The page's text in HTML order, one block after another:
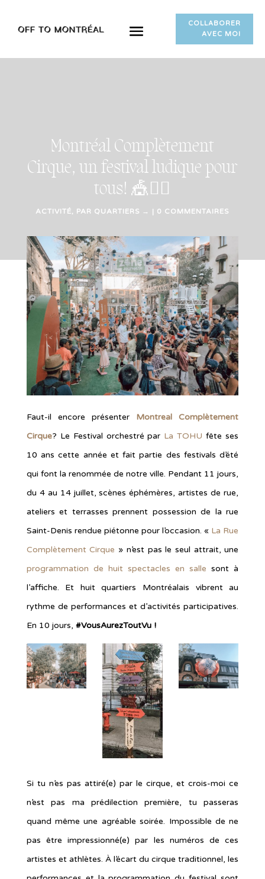
COLLABORER
AVEC MOI
Montréal Complètement
Cirque, un festival ludique pour
tous! 🎪🤸‍♀️
ACTIVITÉ, PAR QUARTIERS → | 0 COMMENTAIRES
Faut-il encore présenter Montreal Complètement
Cirque? Le Festival orchestré par La TOHU fête ses
10 ans cette année et fait partie des festivals d’été
qui font la renommée de notre ville. Pendant 11 jours,
du 4 au 14 juillet, scènes éphémères, artistes de rue,
ateliers et terrasses prennent possession de la rue
Saint-Denis rendue piétonne pour l’occasion. « La Rue
Complètement Cirque » n’est pas le seul attrait, une
programmation de huit spectacles en salle sont à
l’affiche. Et huit quartiers Montréalais vibrent au
rythme de performances et d’activités participatives.
En 10 jours, #VousAurezToutVu !
Si tu n’es pas attiré(e) par le cirque, et crois-moi ce
n’est pas ma prédilection première, tu passeras
quand même une agréable soirée. Impossible de ne
pas être impressionné(e) par les numéros de ces
artistes et athlètes. À l’écart du cirque traditionnel, les